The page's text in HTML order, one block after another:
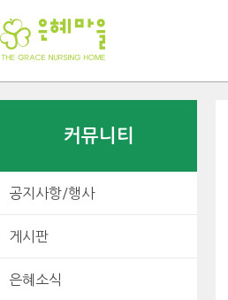
커뮤니티
공지사항/행사
게시판
은혜소식